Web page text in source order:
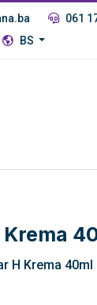
061
BS
Krema
H Krema 40ml